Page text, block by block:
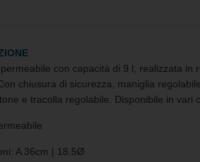
con capacità di 9 l, realizzata in
chiusura di sicurezza, maniglia
e tracolla regolabile. Disponibile in vari
A 36cm | 18.5Ø